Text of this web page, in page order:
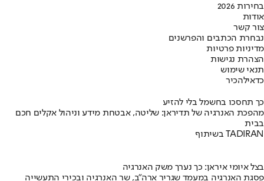
בחירות 2026
אודות
צור קשר
נבחרת הכתבים והפרשנים
מדיניות פרטיות
הצהרת נגישות
תנאי שימוש
כדאילהכיר
כך תחסכו בחשמל בלי להזיע
מהפכת האנרגיה של תדיראן: שליטה, אבטחת מידע וניהול אקלים חכם
בבית
בשיתוף TADIRAN
בצל איומי איראן: כך נערך משק האנרגיה
פסגת האנרגיה במעמד שגריר ארה"ב, שר האנרגיה ובכירי התעשייה